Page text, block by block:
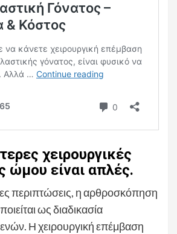
χειρουργικές
ώμου είναι απλές.
περιπτώσεις, η αρθροσκόπηση
ως διαδικασία
Η χειρουργική επέμβαση